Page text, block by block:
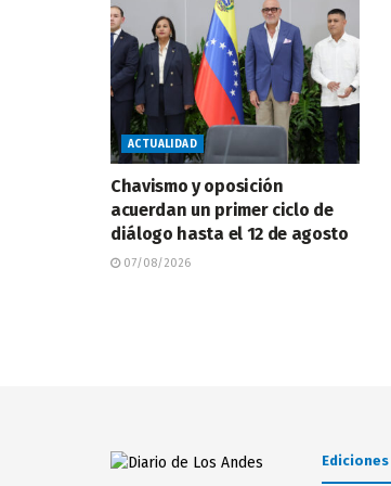
ACTUALIDAD
Chavismo y oposición
acuerdan un primer ciclo de
diálogo hasta el 12 de agosto
07/08/2026
Ediciones